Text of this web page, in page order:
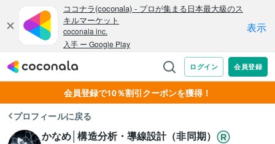
会員登録で10％割引クーポンを獲得！
プロフィールに戻る
かなめ│構造分析・導線設計（非同期）